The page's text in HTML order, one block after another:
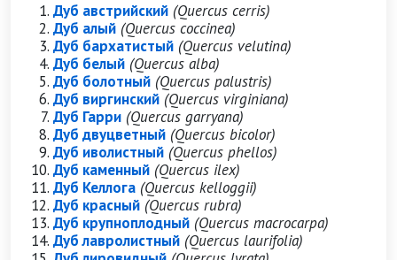
Дуб австрийский (Quercus cerris)
Дуб алый (Quercus coccinea)
Дуб бархатистый (Quercus velutina)
Дуб белый (Quercus alba)
Дуб болотный (Quercus palustris)
Дуб виргинский (Quercus virginiana)
Дуб Гарри (Quercus garryana)
Дуб двуцветный (Quercus bicolor)
Дуб иволистный (Quercus phellos)
Дуб каменный (Quercus ilex)
Дуб Келлога (Quercus kelloggii)
Дуб красный (Quercus rubra)
Дуб крупноплодный (Quercus macrocarpa)
Дуб лавролистный (Quercus laurifolia)